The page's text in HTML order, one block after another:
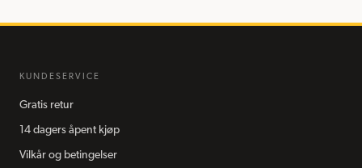
KUNDESERVICE
Gratis retur
14 dagers åpent kjøp
Vilkår og betingelser